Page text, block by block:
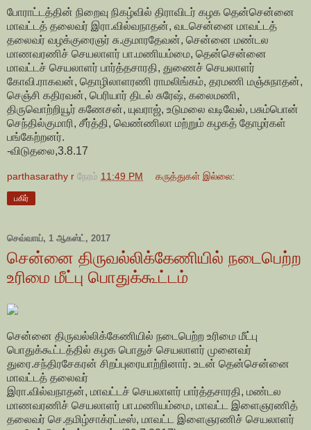
போராட்டத்தின் நிறைவு நிகழ்வில் திராவிடர் கழக தென்சென்னை
மாவட்டத் தலைவர் இரா.வில்வநாதன், வடசென்னை மாவட்டத்
தலைவர் வழக்குரைஞர் சு.குமாரதேவன், சென்னை மண்டல
மாணவரணிச் செயலாளர் பா.மணியம்மை, தென்சென்னை
மாவட்டச் செயலாளர் பார்த்தசாரதி, துணைச் செயலாளர்
கோவி.ராகவன், தொழிலாளரணி ராமலிங்கம், தரமணி மஞ்சுநாதன்,
செஞ்சி கதிரவன், பெரியார் திடல் சுரேஷ், கலைமணி,
திருவொற்றியூர் கணேசன், யுவராஜ், உடுமலை வடிவேல், பசும்பொன்
செந்தில்குமாரி, சீர்த்தி, வெண்ணிலா மற்றும் கழகத் தோழர்கள்
பங்கேற்றனர்.
-விடுதலை,3.8.17
parthasarathy r நேரம் 11:49 PM கருத்துகள் இல்லை:
பகிர்
செவ்வாய், 1 ஆகஸ்ட், 2017
சென்னை திருவல்லிக்கேணியில் நடைபெற்ற
உரிமை மீட்பு பொதுக்கூட்டம்
சென்னை திருவல்லிக்கேணியில் நடைபெற்ற உரிமை மீட்பு
பொதுக்கூட்டத்தில் கழக பொதுச் செயலாளர் முனைவர்
துரை.சந்திரசேகரன் சிறப்புரையாற்றினார். உடன் தென்சென்னை
மாவட்டத் தலைவர்
இரா.வில்வநாதன், மாவட்டச் செயலாளர் பார்த்தசாரதி, மண்டல
மாணவரணிச் செயலாளர் பா.மணியம்மை, மாவட்ட இளைஞரணித்
தலைவர் செ.தமிழ்சாக்ரட்டீஸ், மாவட்ட இளைஞரணிச் செயலாளர்